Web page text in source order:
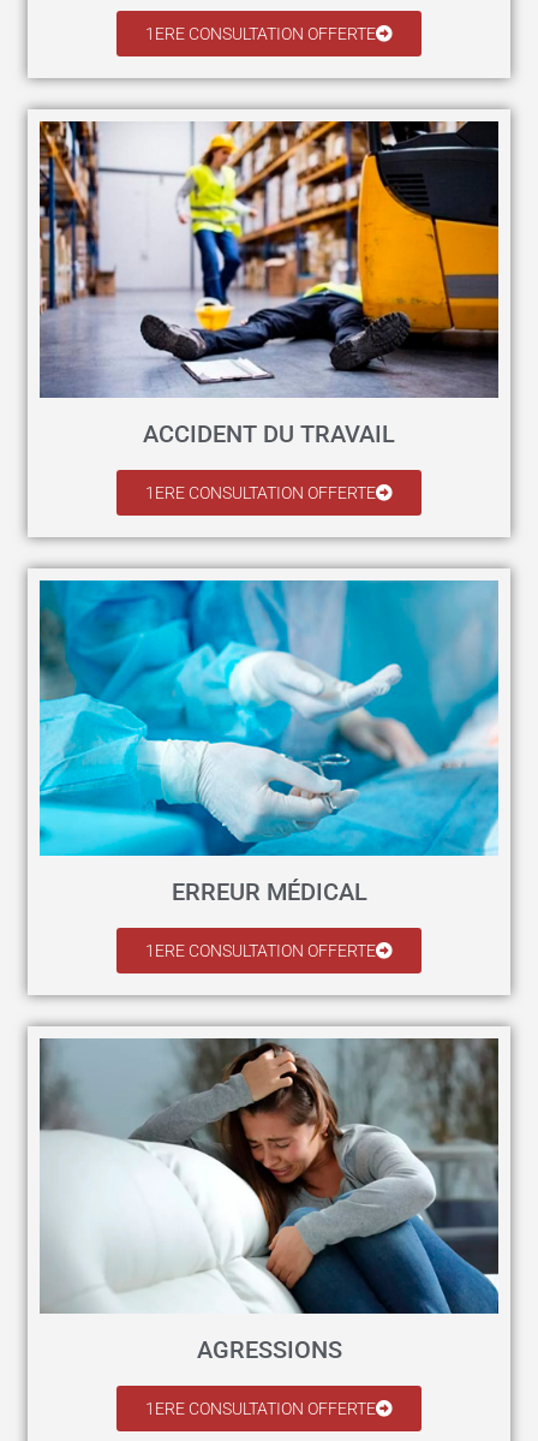
1ERE CONSULTATION OFFERTE
ACCIDENT DU TRAVAIL
1ERE CONSULTATION OFFERTE
ERREUR MÉDICAL
1ERE CONSULTATION OFFERTE
AGRESSIONS
1ERE CONSULTATION OFFERTE